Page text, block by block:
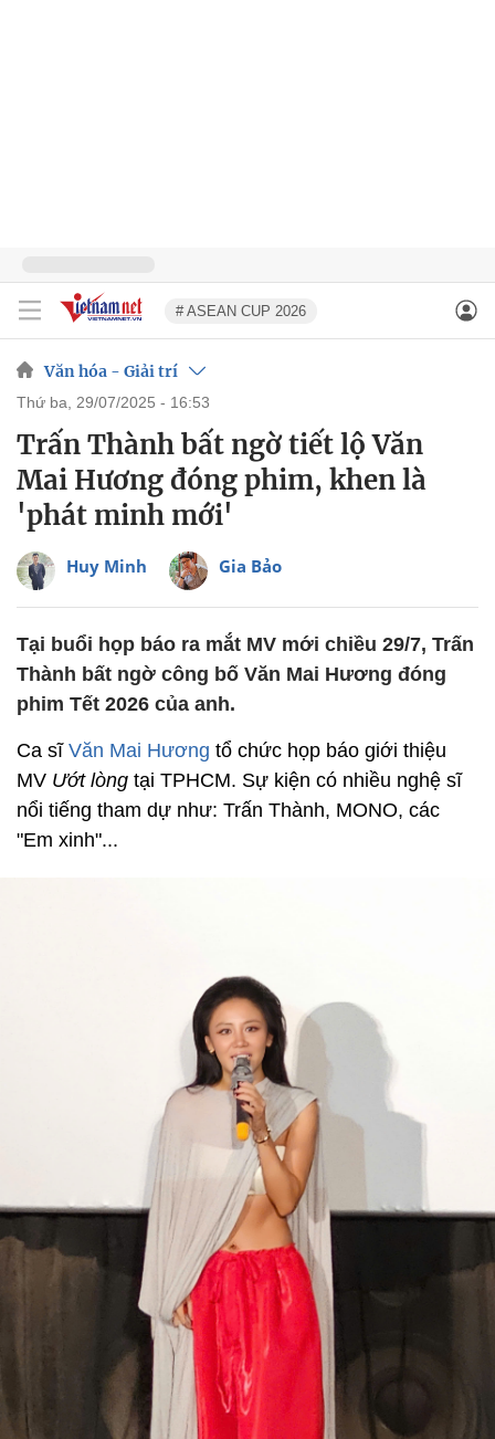
# ASEAN CUP 2026
Văn hóa - Giải trí
thứ ba, 29/07/2025 - 16:53
Trấn Thành bất ngờ tiết lộ Văn
Mai Hương đóng phim, khen là
'phát minh mới'
Huy Minh Gia Bảo
Tại buổi họp báo ra mắt MV mới chiều 29/7, Trấn
Thành bất ngờ công bố Văn Mai Hương đóng
phim Tết 2026 của anh.
Ca sĩ Văn Mai Hương tổ chức họp báo giới thiệu
MV Ướt lòng tại TPHCM. Sự kiện có nhiều nghệ sĩ
nổi tiếng tham dự như: Trấn Thành, MONO, các
"Em xinh"...